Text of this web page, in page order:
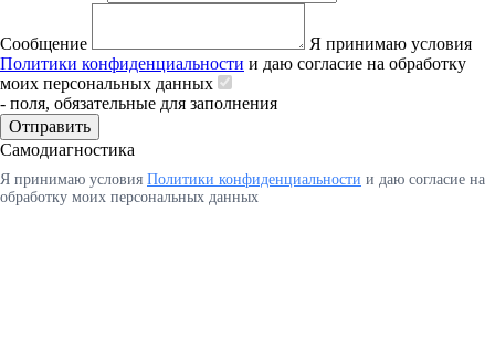
Сообщение
Я принимаю условия
Политики конфиденциальности и даю согласие на обработку
моих персональных данных
- поля, обязательные для заполнения
Отправить
Самодиагностика
Я принимаю условия Политики конфиденциальности и даю согласие на
обработку моих персональных данных